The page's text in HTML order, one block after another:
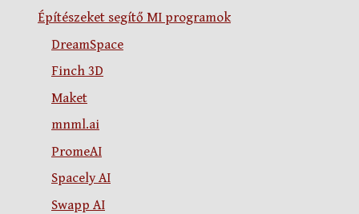
Építészeket segítő MI programok
DreamSpace
Finch 3D
Maket
mnml.ai
PromeAI
Spacely AI
Swapp AI